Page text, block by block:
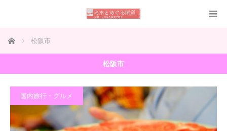
ホーム 松阪市
松阪市
国内旅行・グルメ